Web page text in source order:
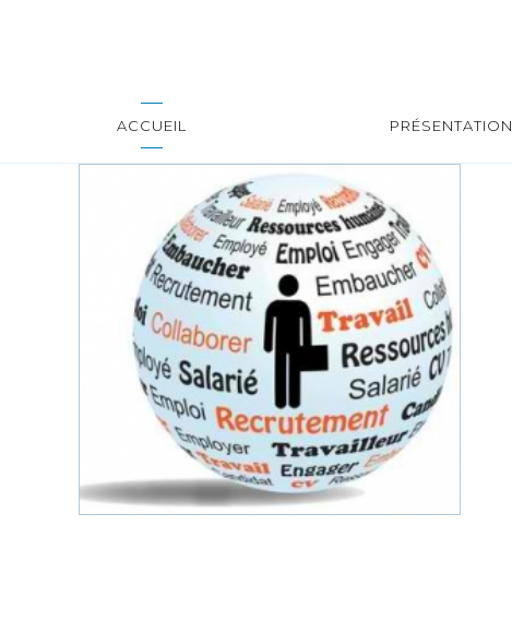
ACCUEIL PRÉSENTATION